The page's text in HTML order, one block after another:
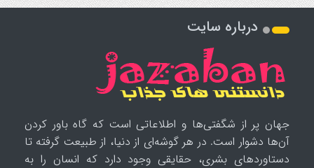
درباره سایت
جهان پر از شگفتی‌ها و اطلاعاتی است که گاه باور کردن
آن‌ها دشوار است. در هر گوشه‌ای از دنیا، از طبیعت گرفته تا
دستاوردهای بشری، حقایقی وجود دارد که انسان را به